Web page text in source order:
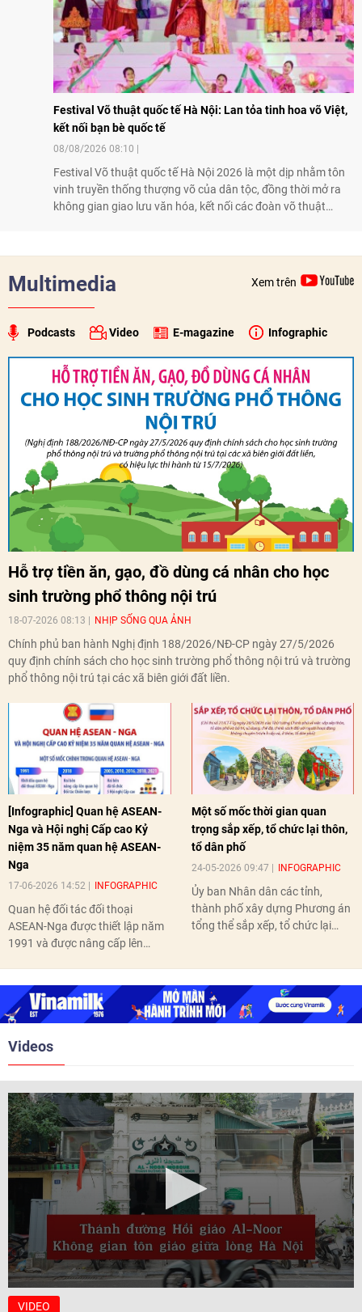
Festival Võ thuật quốc tế Hà Nội: Lan tỏa tinh hoa võ Việt,
kết nối bạn bè quốc tế
08/08/2026 08:10
Festival Võ thuật quốc tế Hà Nội 2026 là một dịp nhằm tôn
vinh truyền thống thượng võ của dân tộc, đồng thời mở ra
không gian giao lưu văn hóa, kết nối các đoàn võ thuật
Multimedia Xem trên
Podcasts Video E-magazine Infographic
Hỗ trợ tiền ăn, gạo, đồ dùng cá nhân cho học
sinh trường phổ thông nội trú
18-07-2026 08:13 NHỊP SỐNG QUA ẢNH
Chính phủ ban hành Nghị định 188/2026/NĐ-CP ngày 27/5/2026
quy định chính sách cho học sinh trường phổ thông nội trú và trường
phổ thông nội trú tại các xã biên giới đất liền.
[Infographic] Quan hệ ASEAN-
Nga và Hội nghị Cấp cao Kỷ
niệm 35 năm quan hệ ASEAN-
Nga
17-06-2026 14:52 INFOGRAPHIC
Quan hệ đối tác đối thoại
ASEAN-Nga được thiết lập năm
1991 và được nâng cấp lên
nghị Cấp cao vào các năm 2005,
2010, 2016, 2018, 2021.
Một số mốc thời gian quan
trọng sắp xếp, tổ chức lại thôn,
tổ dân phố
24-05-2026 09:47 INFOGRAPHIC
Ủy ban Nhân dân các tỉnh,
thành phố xây dựng Phương án
tổng thể sắp xếp, tổ chức lại
Videos
VIDEO